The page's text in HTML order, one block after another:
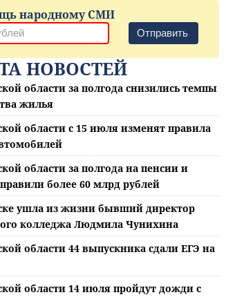
народному СМИ
Отправить
НОВОСТЕЙ
области за полгода снизились темпы
жилья
области с 15 июля изменят правила
области за полгода на пенсии и
более 60 млрд рублей
ушла из жизни бывший директор
колледжа Людмила Чунихина
области 44 выпускника сдали ЕГЭ на
области 14 июля пройдут дожди с